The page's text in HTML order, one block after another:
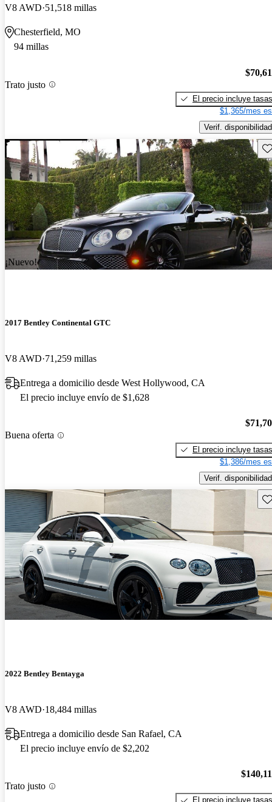
V8 AWD 51,518 millas
Chesterfield, MO
94 millas
Trato justo
El precio incluye tasas
$1,365/mes
Verif. disponibilidad
¡Nuevo!
2017 Bentley Continental GTC
V8 AWD 71,259 millas
Entrega a domicilio desde West Hollywood, CA
El precio incluye envío de $1,628
Buena oferta
El precio incluye tasas
$1,386/mes
Verif. disponibilidad
2022 Bentley Bentayga
V8 AWD 18,484 millas
Entrega a domicilio desde San Rafael, CA
El precio incluye envío de $2,202
Trato justo
El precio incluye tasas